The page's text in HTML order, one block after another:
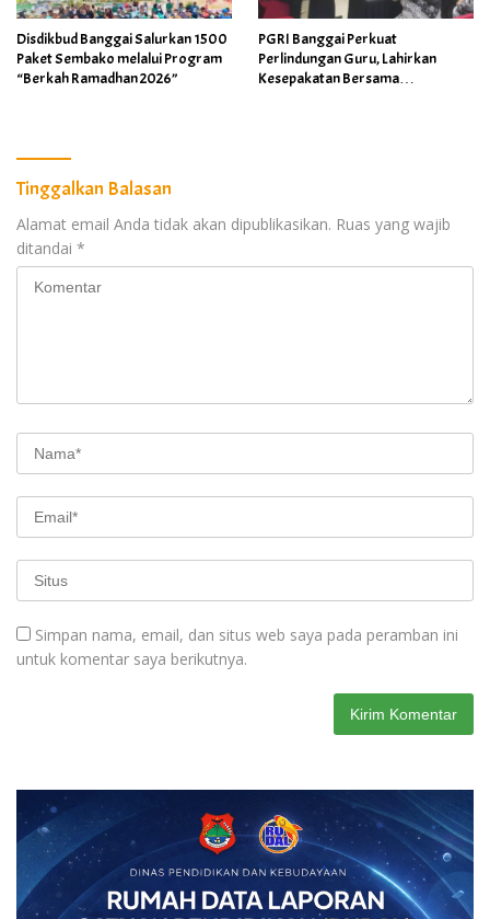
Disdikbud Banggai Salurkan 1500
Paket Sembako melalui Program
“Berkah Ramadhan 2026”
PGRI Banggai Perkuat
Perlindungan Guru, Lahirkan
Kesepakatan Bersama
Tinggalkan Balasan
Alamat email Anda tidak akan dipublikasikan. Ruas yang wajib
ditandai *
Simpan nama, email, dan situs web saya pada peramban ini
untuk komentar saya berikutnya.